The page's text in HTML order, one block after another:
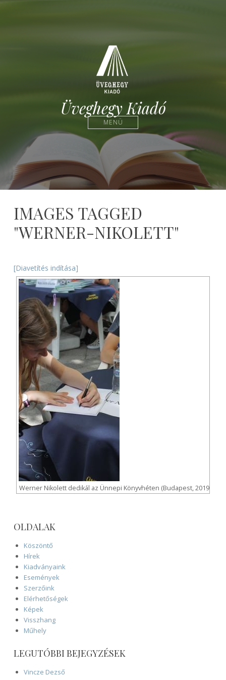
Üveghegy Kiadó
MENÜ
IMAGES TAGGED
"WERNER-NIKOLETT"
08-
06
[Diavetítés indítása]
Werner Nikolett dedikál az Ünnepi Könyvhéten (Budapest, 2019
OLDALAK
Köszöntő
Hírek
Kiadványaink
Események
Szerzőink
Elérhetőségek
Képek
Visszhang
Műhely
LEGUTÓBBI BEJEGYZÉSEK
Vincze Dezső